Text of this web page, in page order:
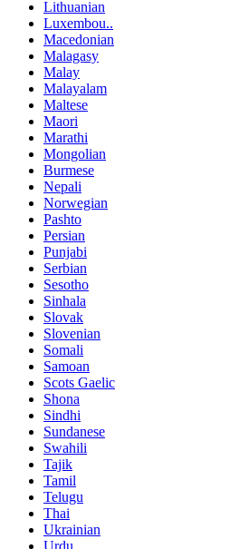
Lithuanian
Luxembou..
Macedonian
Malagasy
Malay
Malayalam
Maltese
Maori
Marathi
Mongolian
Burmese
Nepali
Norwegian
Pashto
Persian
Punjabi
Serbian
Sesotho
Sinhala
Slovak
Slovenian
Somali
Samoan
Scots Gaelic
Shona
Sindhi
Sundanese
Swahili
Tajik
Tamil
Telugu
Thai
Ukrainian
Urdu